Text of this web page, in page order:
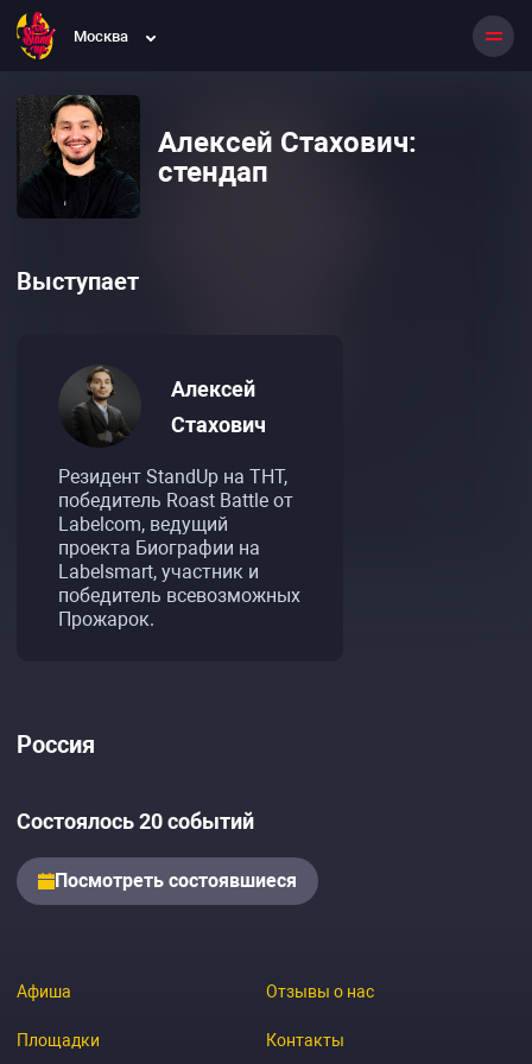
Москва
Алексей Стахович:
стендап
Выступает
Алексей
Стахович
Резидент StandUp на ТНТ,
победитель Roast Battle от
Labelcom, ведущий
проекта Биографии на
Labelsmart, участник и
победитель всевозможных
Прожарок.
Россия
Состоялось 20 событий
Посмотреть состоявшиеся
Афиша
Площадки
Отзывы о нас
Контакты